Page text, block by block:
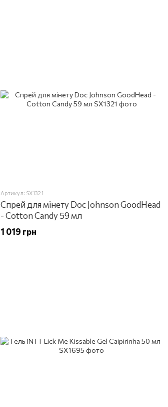
Артикул: SX1321
Спрей для мінету Doc Johnson GoodHead
- Cotton Candy 59 мл
1 019 грн